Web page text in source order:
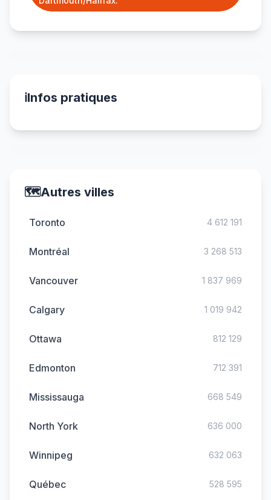
ℹ️Infos pratiques
🗺️Autres villes
Toronto 4 612 191
Montréal 3 268 513
Vancouver 1 837 969
Calgary 1 019 942
Ottawa 812 129
Edmonton 712 391
Mississauga 668 549
North York 636 000
Winnipeg 632 063
Québec 528 595